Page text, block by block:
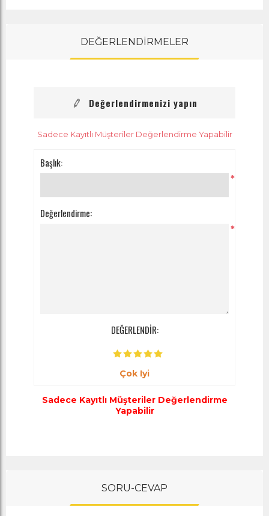
DEĞERLENDİRMELER
Değerlendirmenizi yapın
Sadece Kayıtlı Müşteriler Değerlendirme Yapabilir
Başlık:
*
Değerlendirme:
*
DEĞERLENDİR:
Çok Iyi
Sadece Kayıtlı Müşteriler Değerlendirme
Yapabilir
SORU-CEVAP